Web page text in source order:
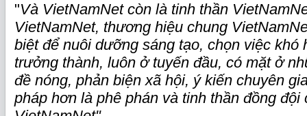
"Và VietNamNet còn là tinh thần
VietNamNet, thương hiệu chung
biệt để nuôi dưỡng sáng tạo, chọn việc khó
trưởng thành, luôn ở tuyến đầu, có mặt ở
đề nóng, phản biện xã hội, ý kiến chuyên
pháp hơn là phê phán và tinh thần đồng đội